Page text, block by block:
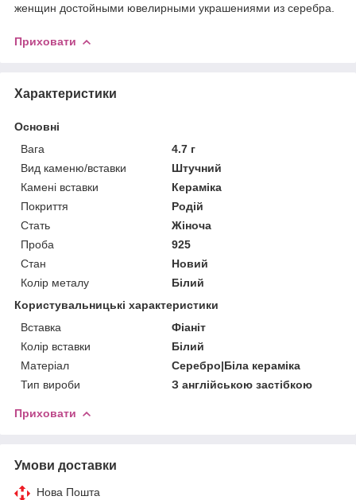
женщин достойными ювелирными украшениями из серебра.
Приховати
Характеристики
Основні
Вага
4.7 г
Вид каменю/вставки
Штучний
Камені вставки
Кераміка
Покриття
Родій
Стать
Жіноча
Проба
925
Стан
Новий
Колір металу
Білий
Користувальницькі характеристики
Вставка
Фіаніт
Колір вставки
Білий
Матеріал
Серебро|Біла кераміка
Тип вироби
З англійською застібкою
Приховати
Умови доставки
Нова Пошта